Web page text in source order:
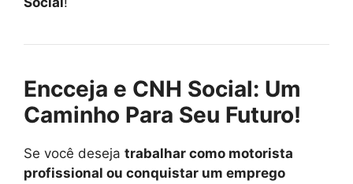
Encceja e CNH Social: Um
Caminho Para Seu Futuro!
Se você deseja trabalhar como motorista
profissional ou conquistar um emprego